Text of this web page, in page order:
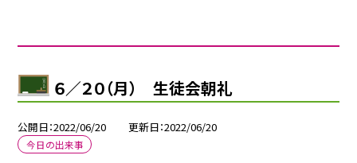
６／２０（月） 生徒会朝礼
公開日 2022/06/20 更新日 2022/06/20
今日の出来事